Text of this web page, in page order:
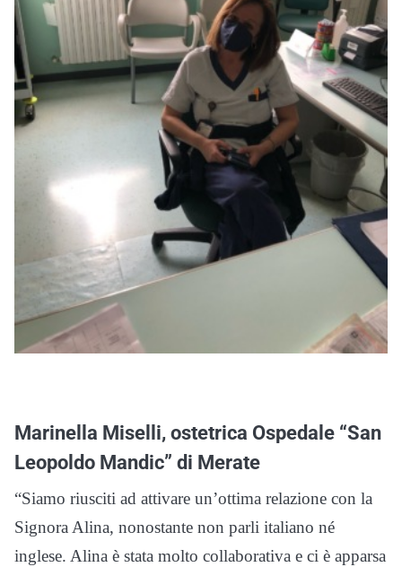
Marinella Miselli, ostetrica Ospedale “San
Leopoldo Mandic” di Merate
“Siamo riusciti ad attivare un’ottima relazione con la
Signora Alina, nonostante non parli italiano né
inglese. Alina è stata molto collaborativa e ci è apparsa